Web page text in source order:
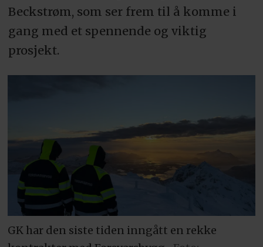
Beckstrøm, som ser frem til å komme i
gang med et spennende og viktig
prosjekt.
GK har den siste tiden inngått en rekke